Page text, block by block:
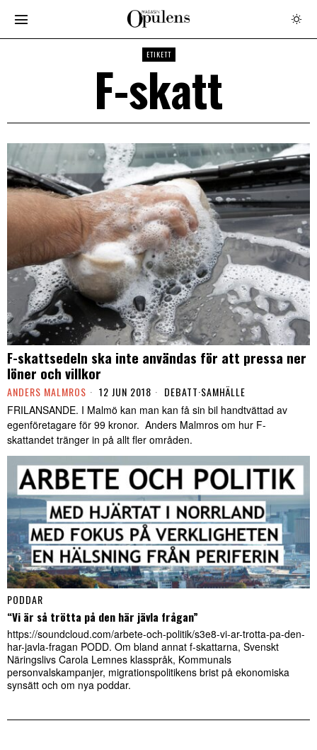
ETIKETT
F-skatt
F-skattsedeln ska inte användas för att pressa ner
löner och villkor
ANDERS MALMROS 12 JUN 2018 DEBATT·SAMHÄLLE
FRILANSANDE. I Malmö kan man kan få sin bil handtvättad av
egenföretagare för 99 kronor. Anders Malmros om hur F-
skattandet tränger in på allt fler områden.
PODDAR
“Vi är så trötta på den här jävla frågan”
https://soundcloud.com/arbete-och-politik/s3e8-vi-ar-trotta-pa-den-
har-javla-fragan PODD. Om bland annat f-skattarna, Svenskt
Näringslivs Carola Lemnes klasspråk, Kommunals
personvalskampanjer, migrationspolitikens brist på ekonomiska
synsätt och om nya poddar.